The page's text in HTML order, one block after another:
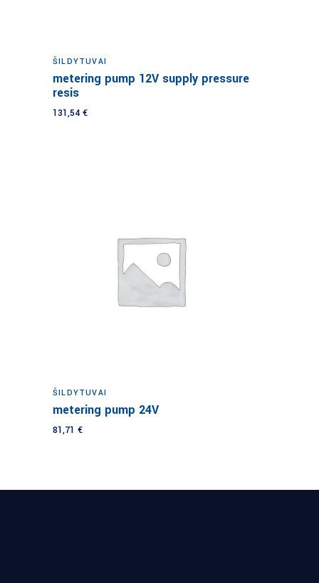
ŠILDYTUVAI
metering pump 12V supply pressure
resis
131,54 €
ŠILDYTUVAI
metering pump 24V
81,71 €